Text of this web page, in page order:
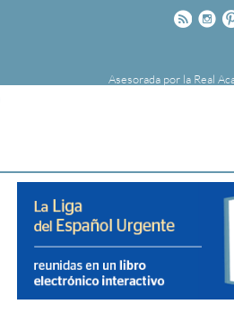
Rss
Asesorada por la Real
FundéuRAE es una fundación
la Agencia Efe y la Real
cuyo objetivo es colaborar con el
español en los medios de
Internet.